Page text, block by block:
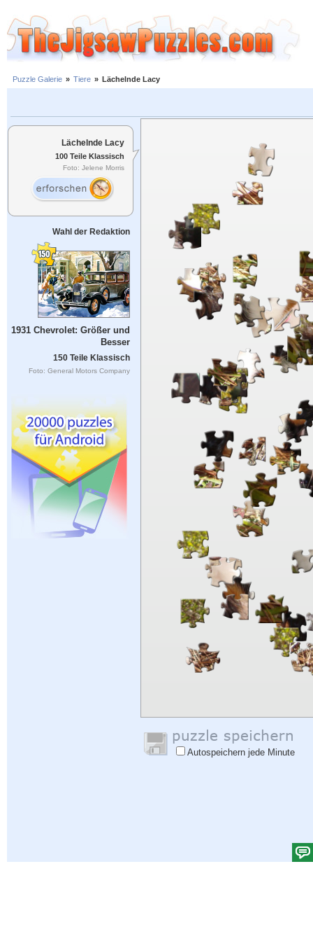
Puzzle Galerie » Tiere » Lächelnde Lacy
Lächelnde Lacy
100 Teile Klassisch
Foto: Jelene Morris
Wahl der Redaktion
1931 Chevrolet: Größer und
Besser
150 Teile Klassisch
Foto: General Motors Company
Autospeichern jede Minute